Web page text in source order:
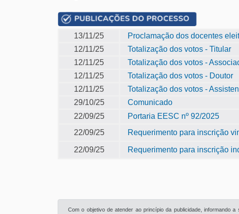
13/11/25
Proclamação dos docentes
12/11/25
Totalização dos votos - Titular
12/11/25
Totalização dos votos -
12/11/25
Totalização dos votos - Doutor
12/11/25
Totalização dos votos -
29/10/25
Comunicado
22/09/25
Portaria EESC nº 92/2025
22/09/25
Requerimento para inscrição
22/09/25 Requerimento para inscrição
Com o objetivo de atender ao princípio da publicidade, informando